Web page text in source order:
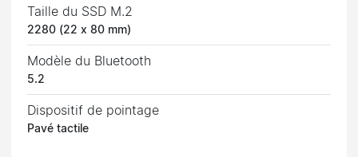
Taille du SSD M.2
2280 (22 x 80 mm)
Modèle du Bluetooth
5.2
Dispositif de pointage
Pavé tactile